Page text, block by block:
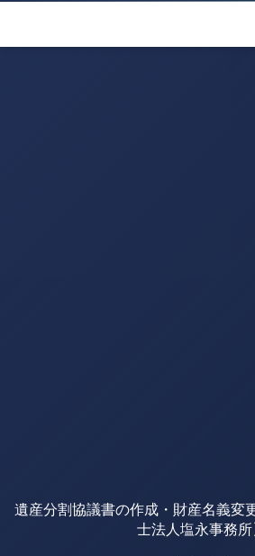
遺産分割協議書の作成・財産名義変
士法人塩永事務所